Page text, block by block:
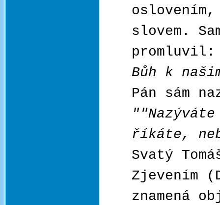
slovem.
Bůh k
Pán sám
říkáte,
Svatý
Zjevením
znamená